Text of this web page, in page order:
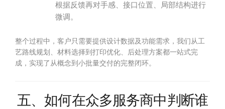
根据反馈再对手感、接口位置、局部结构进行
微调。
整个过程中，客户只需要提供设计数据及功能需求，我们从工
艺路线规划、材料选择到打印优化、后处理方案都一站式完
成，实现了从概念到小批量交付的完整闭环。
五、如何在众多服务商中判断谁